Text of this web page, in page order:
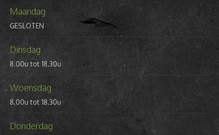
Maandag
GESLOTEN
Dinsdag
8.00u tot 18.30u
Woensdag
8.00u tot 18.30u
Donderdag